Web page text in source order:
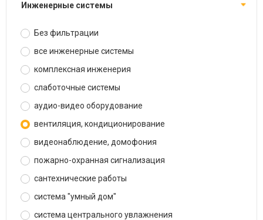
инженерные системы
Без фильтрации
все инженерные системы
комплексная инженерия
слаботочные системы
аудио-видео оборудование
вентиляция, кондиционирование
видеонаблюдение, домофония
пожарно-охранная сигнализация
сантехнические работы
система "умный дом"
система центрального увлажнения